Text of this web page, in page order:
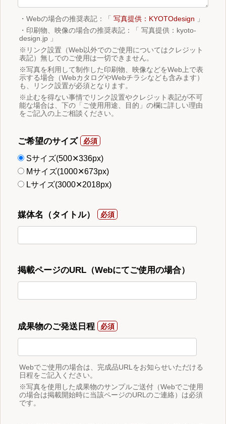
・Webの場合の推奨表記：「 写真提供：KYOTOdesign 」
・印刷物、映像の場合の推奨表記：「 写真提供：kyoto-
design.jp 」
※リンク設置（Web以外でのご使用についてはクレジット
表記）無しでのご使用は一切できません。
※写真を利用して制作した印刷物、映像などをWeb上で表
示する場合（WebカタログやWebチラシなども含みます）
も、リンク設置が必須となります。
※止むを得ない事情でリンク設置やクレジット表記が不可
能な場合は、下の「ご使用用途、目的」の欄に詳しい理由
をご記入の上ご相談ください。
ご希望のサイズ
Sサイズ(500✕336px)
Mサイズ(1000✕673px)
Lサイズ(3000✕2018px)
媒体名（タイトル）
掲載ページのURL（Webにてご使用の場合）
成果物のご発送日程
Webでご使用の場合は、完成品URLをお知らせいただける
日程をご記入ください。
※写真を使用した成果物のサンプルご送付（Webでご使用
の場合は掲載開始時に当該ページのURLのご連絡）は必須
です。